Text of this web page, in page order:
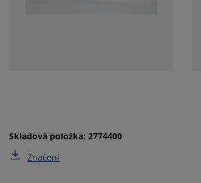
Skladová položka: 2774400
Značení